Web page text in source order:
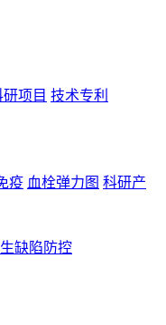
研项目 技术专利
疫 血栓弹力图 科研产
缺陷防控